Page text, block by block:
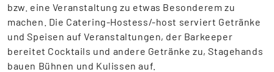
bzw. eine Veranstaltung zu etwas Besonderem zu
machen. Die Catering-Hostess/-host serviert Getränke
und Speisen auf Veranstaltungen, der Barkeeper
bereitet Cocktails und andere Getränke zu, Stagehands
bauen Bühnen und Kulissen auf.